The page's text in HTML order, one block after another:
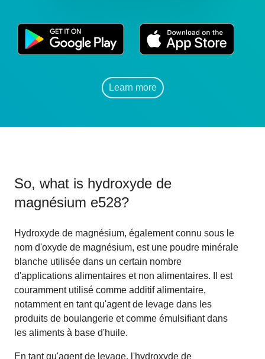
Learn more
So, what is hydroxyde de
magnésium e528?
Hydroxyde de magnésium, également connu sous le
nom d'oxyde de magnésium, est une poudre minérale
blanche utilisée dans un certain nombre
d'applications alimentaires et non alimentaires. Il est
couramment utilisé comme additif alimentaire,
notamment en tant qu'agent de levage dans les
produits de boulangerie et comme émulsifiant dans
les aliments à base d'huile.
En tant qu'agent de levage, l'hydroxyde de